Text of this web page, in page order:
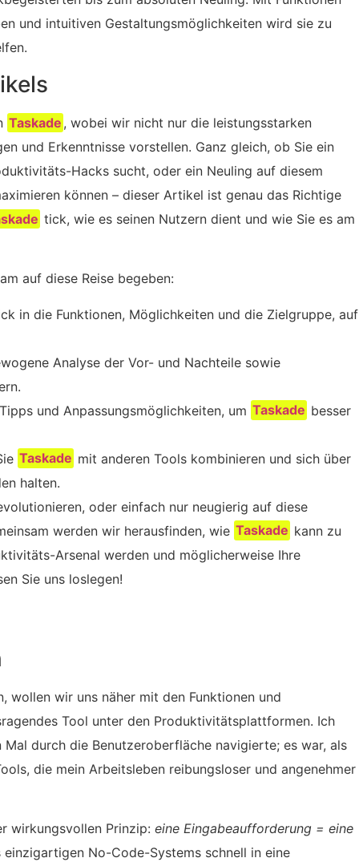
und intuitiven Gestaltungsmöglichkeiten wird sie zu
Taskade , wobei wir nicht nur die leistungsstarken
und Erkenntnisse vorstellen. Ganz gleich, ob Sie ein
Hacks sucht, oder ein Neuling auf diesem
können – dieser Artikel ist genau das Richtige
tick, wie es seinen Nutzern dient und wie Sie es am
auf diese Reise begeben:
in die Funktionen, Möglichkeiten und die Zielgruppe, auf
Analyse der Vor- und Nachteile sowie
und Anpassungsmöglichkeiten, um Taskade besser
Taskade mit anderen Tools kombinieren und sich über
halten.
oder einfach nur neugierig auf diese
werden wir herausfinden, wie Taskade kann zu
Arsenal werden und möglicherweise Ihre
Sie uns loslegen!
wollen wir uns näher mit den Funktionen und
Tool unter den Produktivitätsplattformen. Ich
durch die Benutzeroberfläche navigierte; es war, als
die mein Arbeitsleben reibungsloser und angenehmer
wirkungsvollen Prinzip:eine Eingabeaufforderung = eine
No-Code-Systems schnell in eine